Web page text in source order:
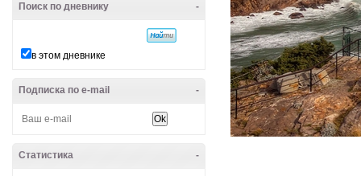
-
Поиск по дневнику
в этом дневнике
-
Подписка по e-mail
-
Статистика